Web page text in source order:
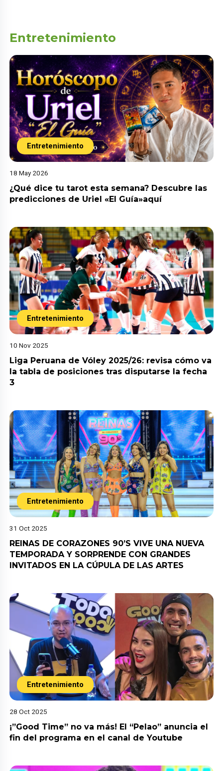
Entretenimiento
Entretenimiento
18 May 2026
¿Qué dice tu tarot esta semana? Descubre las
predicciones de Uriel «El Guía»aquí
Entretenimiento
10 Nov 2025
Liga Peruana de Vóley 2025/26: revisa cómo va
la tabla de posiciones tras disputarse la fecha
3
Entretenimiento
31 Oct 2025
REINAS DE CORAZONES 90’S VIVE UNA NUEVA
TEMPORADA Y SORPRENDE CON GRANDES
INVITADOS EN LA CÚPULA DE LAS ARTES
Entretenimiento
28 Oct 2025
¡”Good Time” no va más! El “Pelao” anuncia el
fin del programa en el canal de Youtube